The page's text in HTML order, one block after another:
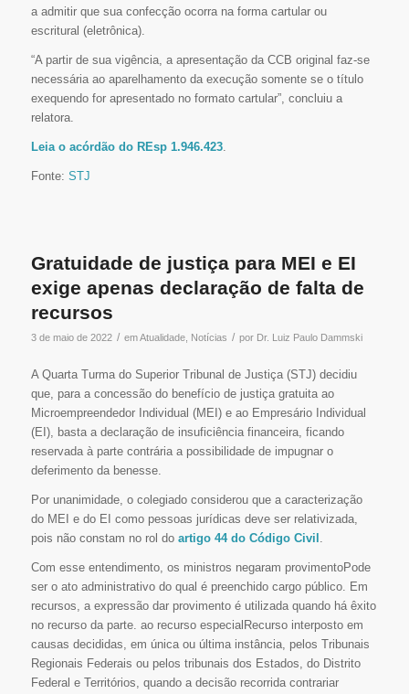
a admitir que sua confecção ocorra na forma cartular ou
escritural (eletrônica).
“A partir de sua vigência, a apresentação da CCB original faz-se
necessária ao aparelhamento da execução somente se o título
exequendo for apresentado no formato cartular”, concluiu a
relatora.
Leia o acórdão do REsp 1.946.423.
Fonte: STJ
Gratuidade de justiça para MEI e EI
exige apenas declaração de falta de
recursos
3 de maio de 2022 / emAtualidade, Notícias / por Dr. Luiz Paulo Dammski
A Quarta Turma do Superior Tribunal de Justiça (STJ) decidiu
que, para a concessão do benefício de justiça gratuita ao
Microempreendedor Individual (MEI) e ao Empresário Individual
(EI), basta a declaração de insuficiência financeira, ficando
reservada à parte contrária a possibilidade de impugnar o
deferimento da benesse.
Por unanimidade, o colegiado considerou que a caracterização
do MEI e do EI como pessoas jurídicas deve ser relativizada,
pois não constam no rol do artigo 44 do Código Civil .
Com esse entendimento, os ministros negaram provimentoPode
ser o ato administrativo do qual é preenchido cargo público. Em
recursos, a expressão dar provimento é utilizada quando há êxito
no recurso da parte. ao recurso especialRecurso interposto em
causas decididas, em única ou última instância, pelos Tribunais
Regionais Federais ou pelos tribunais dos Estados, do Distrito
Federal e Territórios, quando a decisão recorrida contrariar